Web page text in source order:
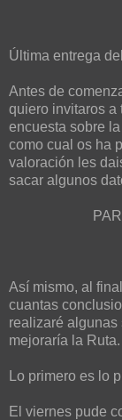
Última entrega
Antes de
quiero invitaros a
encuesta sobre
como cual os ha
valoración les
sacar algunos
Así mismo, al
cuantas
realizaré algunas
mejoraría la Ruta.
Lo primero es lo
El viernes pude